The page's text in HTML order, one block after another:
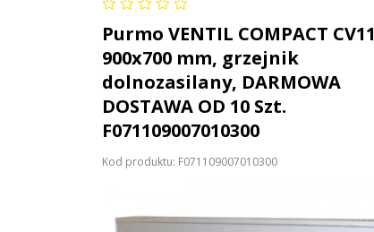
Purmo VENTIL COMPACT CV11
900x700 mm, grzejnik
dolnozasilany, DARMOWA
DOSTAWA OD 10 Szt.
F071109007010300
Kod produktu: F071109007010300